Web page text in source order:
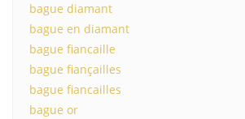
bague diamant
bague en diamant
bague fiancaille
bague fiançailles
bague fiancailles
bague or